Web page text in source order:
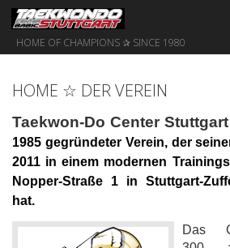
HOME OF CHAMPIONS ✰ SINCE 1980
HOME ☆ DER VEREIN
Taekwon-Do Center Stuttgart
1985 gegründeter Verein, der
2011 in einem modernen
Nopper-Straße 1 in Stuttgart-
hat.
Das